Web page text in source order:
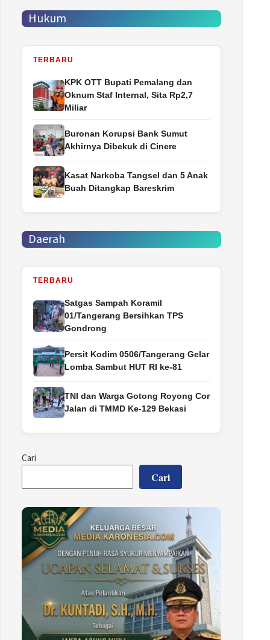
Hukum
TERBARU
‎KPK OTT Bupati Pemalang dan
Oknum Staf Internal, Sita Rp2,7
Miliar
Buronan Korupsi Bank Sumut
Akhirnya Dibekuk di Cinere
Kasat Narkoba Tangsel dan 5 Anak
Buah Ditangkap Bareskrim
Daerah
TERBARU
Satgas Sampah Koramil
01/Tangerang Bersihkan TPS
Gondrong
Persit Kodim 0506/Tangerang Gelar
Lomba Sambut HUT RI ke-81
TNI dan Warga Gotong Royong Cor
Jalan di TMMD Ke-129 Bekasi
Cari
Cari